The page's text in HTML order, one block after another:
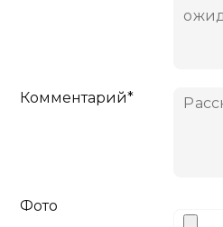
Комментарий*
Фото